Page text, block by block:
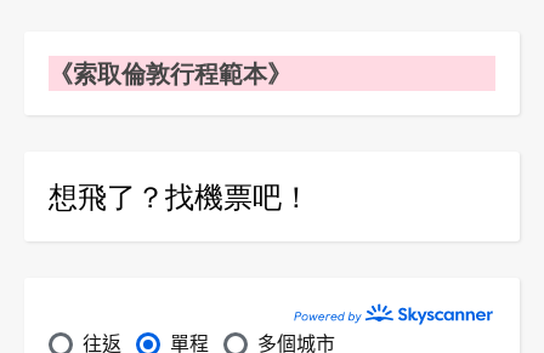
《索取倫敦行程範本》
想飛了？找機票吧！